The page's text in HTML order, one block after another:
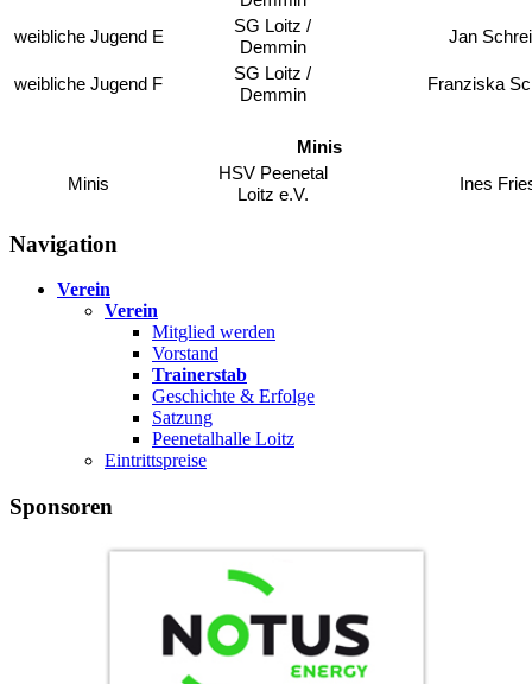
weibliche Jugend E
SG Loitz /
Demmin
Jan
weibliche Jugend F
SG Loitz /
Demmin
Franziska
Minis
Minis
HSV Peenetal
Loitz e.V.
Ines
Navigation
Verein
Verein
Mitglied werden
Vorstand
Trainerstab
Geschichte & Erfolge
Satzung
Peenetalhalle Loitz
Eintrittspreise
Sponsoren